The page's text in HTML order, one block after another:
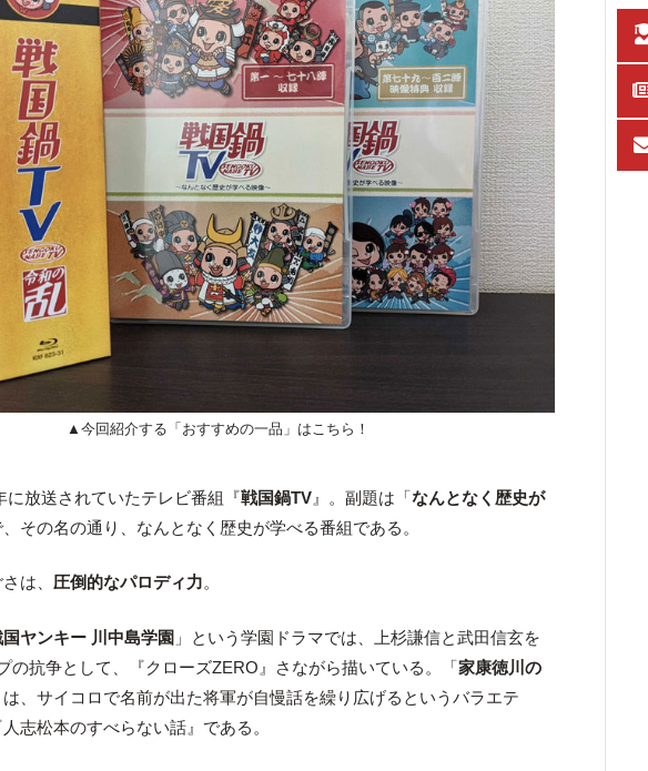
▲今回紹介する「おすすめの一品」はこちら！
に放送されていたテレビ番組『戦国鍋TV 』。副題は「なんとなく歴史が
、その名の通り、なんとなく歴史が学べる番組である。
は、 圧倒的なパロディ力。
国ヤンキー 川中島学園 」という学園ドラマでは、上杉謙信と武田信玄を
の抗争として、『クローズZERO』さながら描いている。「家康徳川の
は、サイコロで名前が出た将軍が自慢話を繰り広げるというバラエテ
志松本のすべらない話』である。